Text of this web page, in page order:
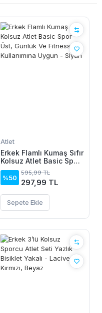
Atlet
Erkek Flamlı Kumaş Sıfır
Kolsuz Atlet Basic Spor
Üst, Günlük Ve Fitness
Kullanımına Uygun -
Siyah
%50
595,99 TL
297,99 TL
Sepete Ekle